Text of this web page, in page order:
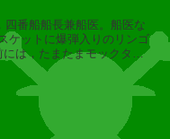
ケットに爆弾入りのリンゴ
は，たまたまモックタウ